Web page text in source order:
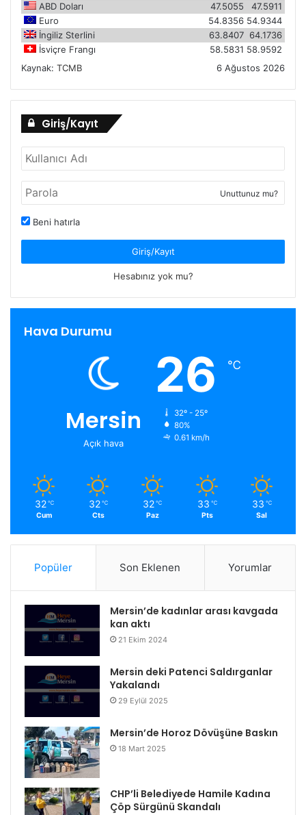
ABD Doları
47.5911
47.5055
Euro
54.9344
54.8356
İngiliz Sterlini
64.1736
63.8407
İsviçre Frangı
58.9592
58.5831
Kaynak: TCMB 6 Ağustos 2026
Giriş/Kayıt
Unuttunuz mu?
Beni hatırla
Giriş/Kayıt
Hesabınız yok mu?
Hava Durumu
Mersin
Açık hava
26 ℃
32º - 25º
80%
0.61 km/h
32 ℃
Cum
32 ℃
Cts
32 ℃
Paz
33 ℃
Pts
33 ℃
Sal
Popüler Son Eklenen Yorumlar
Mersin’de kadınlar arası kavgada
kan aktı
21 Ekim 2024
Mersin deki Patenci Saldırganlar
Yakalandı
29 Eylül 2025
Mersin’de Horoz Dövüşüne Baskın
18 Mart 2025
CHP’li Belediyede Hamile Kadına
Çöp Sürgünü Skandalı